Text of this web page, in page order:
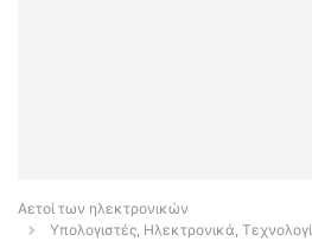
Αετοί των ηλεκτρονικών
Υπολογιστές, Ηλεκτρονικά,